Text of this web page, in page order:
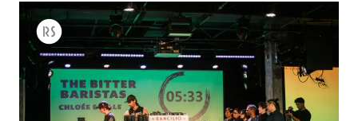
Toutes
Produits
Nouvelles
Télécharger